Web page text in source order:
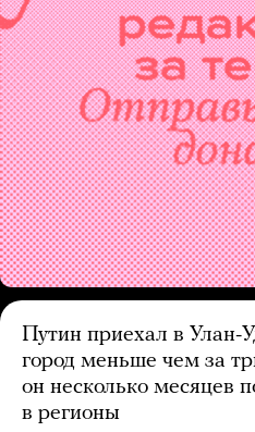
Путин приехал в Улан-
город меньше чем за
он несколько месяцев
в регионы